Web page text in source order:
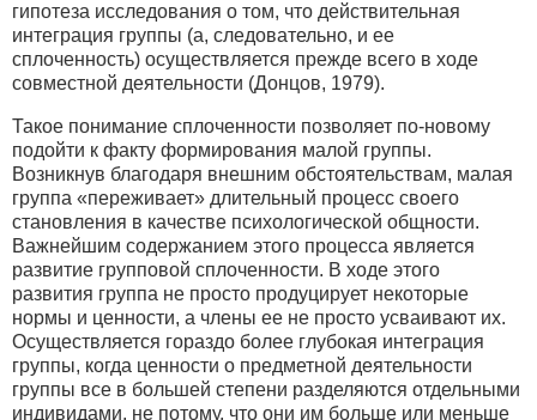
гипотеза исследования о том, что действительная
интеграция группы (а, следовательно, и ее
сплоченность) осуществляется прежде всего в ходе
совместной деятельности (Донцов, 1979).
Такое понимание сплоченности позволяет по-новому
подойти к факту формирования малой группы.
Возникнув благодаря внешним обстоятельствам, малая
группа «переживает» длительный процесс своего
становления в качестве психологической общности.
Важнейшим содержанием этого процесса является
развитие групповой сплоченности. В ходе этого
развития группа не просто продуцирует некоторые
нормы и ценности, а члены ее не просто усваивают их.
Осуществляется гораздо более глубокая интеграция
группы, когда ценности о предметной деятельности
группы все в большей степени разделяются отдельными
индивидами, не потому, что они им больше или меньше